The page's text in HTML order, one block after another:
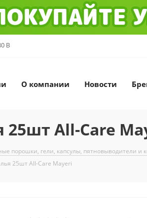
В
О компании Новости
25шт All-Care
порошки, гели, капсулы, пятновыводители и
25шт All-Care Mayeri